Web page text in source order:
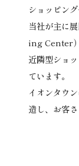
ショッピン
当社が主に
ing Center
近隣型ショ
ています。
イオンタウ
造し、お客